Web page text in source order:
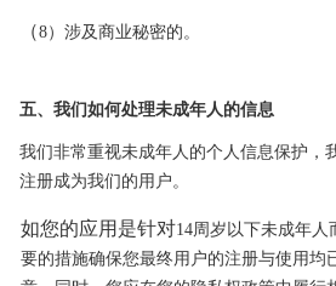
（8）涉及商业秘密的。
五、我们如何处理未成年人的信息
我们非常重视未成年人的个人信息保护，
注册成为我们的用户。
如您的应用是针对14周岁以下未成年
要的措施确保您最终用户的注册与使用均